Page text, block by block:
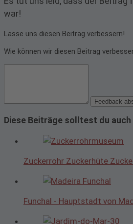
war!
Lasse uns diesen Beitrag verbessern!
Wie können wir diesen Beitrag
Feedback
Diese Beiträge solltest du auch
Zuckerrohr Zuckerhüte
Funchal - Hauptstadt von